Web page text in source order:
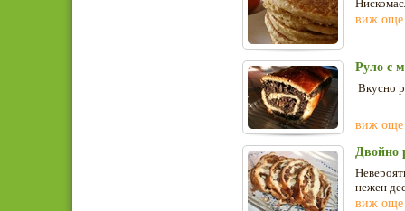
виж още
Руло с
Вкусно
виж още
Двойно
нежен
виж още